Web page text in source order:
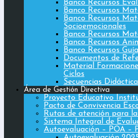
Banco Recursos
Banco Recursos
Banco Recursos
Socioemocionales
Banco Recursos
Banco Recursos
Banco Recursos
Documentos de
Material
Ciclos
Secuencias
Área de Gestión Directiva
Proyecto Educativo
Pacto de Convivencia
Rutas de atención para
Sistema Integral de
Autoevaluación – POA –